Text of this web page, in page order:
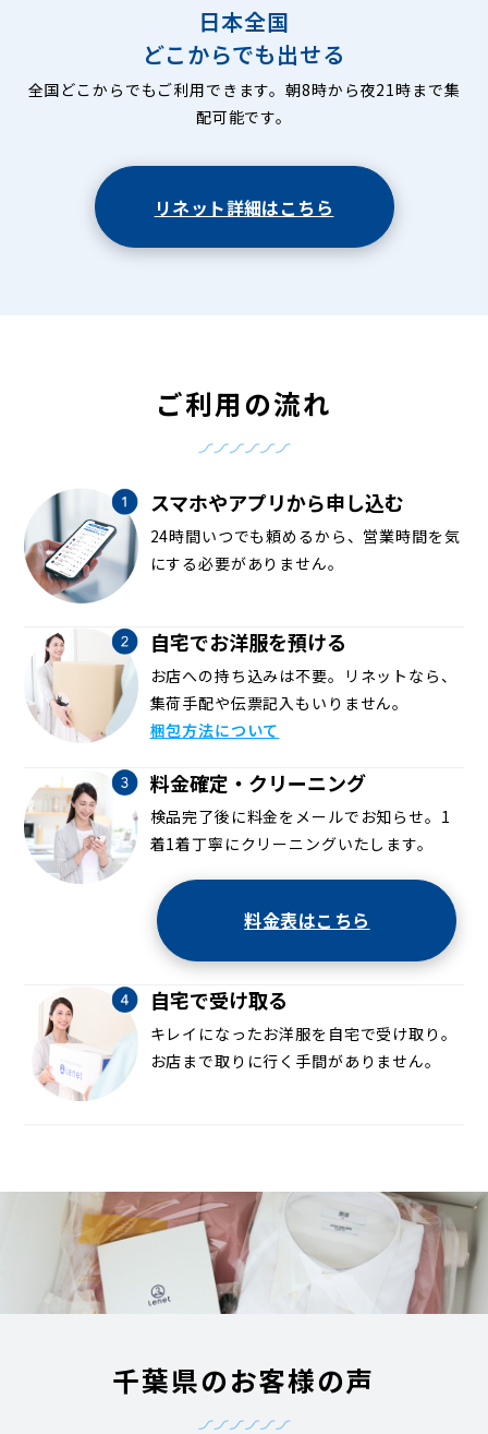
日本全国
どこからでも出せる
全国どこからでもご利用できます。朝8時から夜21時まで集
配可能です。
リネット詳細はこちら
ご利用の流れ
スマホやアプリから申し込む
24時間いつでも頼めるから、営業時間を気
にする必要がありません。
自宅でお洋服を預ける
お店への持ち込みは不要。リネットなら、
集荷手配や伝票記入もいりません。
梱包方法について
料金確定・クリーニング
検品完了後に料金をメールでお知らせ。1
着1着丁寧にクリーニングいたします。
料金表はこちら
自宅で受け取る
キレイになったお洋服を自宅で受け取り。
お店まで取りに行く手間がありません。
千葉県のお客様の声